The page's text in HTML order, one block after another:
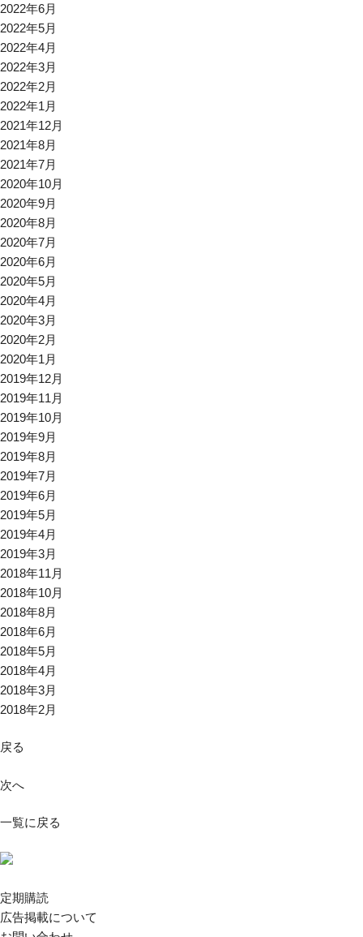
2022年6月
2022年5月
2022年4月
2022年3月
2022年2月
2022年1月
2021年12月
2021年8月
2021年7月
2020年10月
2020年9月
2020年8月
2020年7月
2020年6月
2020年5月
2020年4月
2020年3月
2020年2月
2020年1月
2019年12月
2019年11月
2019年10月
2019年9月
2019年8月
2019年7月
2019年6月
2019年5月
2019年4月
2019年3月
2018年11月
2018年10月
2018年8月
2018年6月
2018年5月
2018年4月
2018年3月
2018年2月
戻る
次へ
一覧に戻る
定期購読
広告掲載について